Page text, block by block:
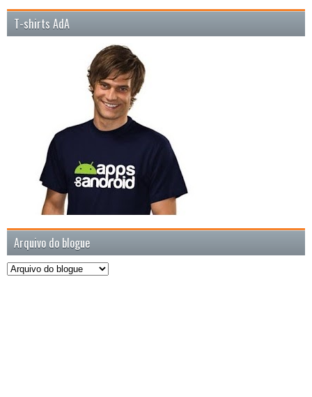
T-shirts AdA
Arquivo do blogue